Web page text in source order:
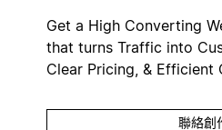
Get a High Converting
that turns Traffic into
Clear Pricing, & Efficient
聯絡創